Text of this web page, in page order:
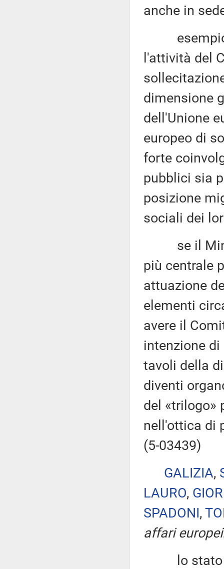
anche in
esempio
l'attività del
dimensione
dell'Unione
europeo di
forte
pubblici sia
posizione
sociali dei
se il
più centrale
attuazione
elementi
avere il
intenzione
tavoli della
diventi
del «trilogo»
nell'ottica di
(5-03439)
GALIZIA,
LAURO,
SPADONI,
affari europei
lo stato